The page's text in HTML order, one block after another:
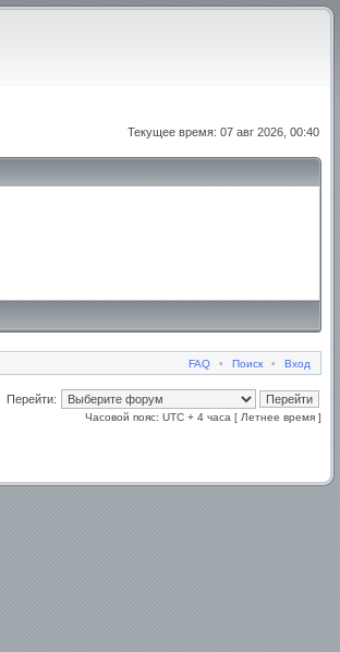
Текущее время: 07 авг 2026, 00:40
FAQ • Поиск • Вход
Перейти:
Часовой пояс: UTC + 4 часа [ Летнее время ]